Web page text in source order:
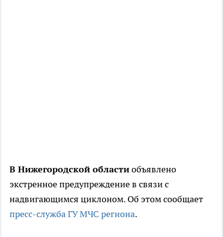
В Нижегородской областиобъявлено
экстренное предупреждение в связи с
надвигающимся циклоном. Об этом сообщает
пресс-служба ГУ МЧС региона.